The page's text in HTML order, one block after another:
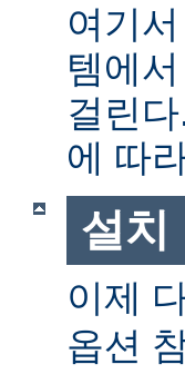
여기
템에
걸린
에 따
설치
이제
옵션